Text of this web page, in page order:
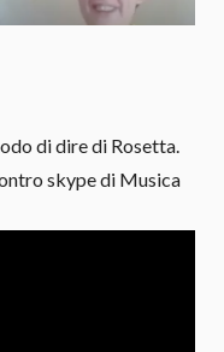
di dire di Rosetta.
skype di Musica